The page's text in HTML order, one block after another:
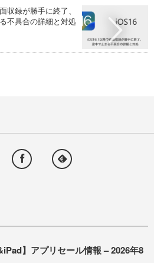
収録が勝手に終了、
不具合の詳細と対処
】アプリセール情報 – 2026年8